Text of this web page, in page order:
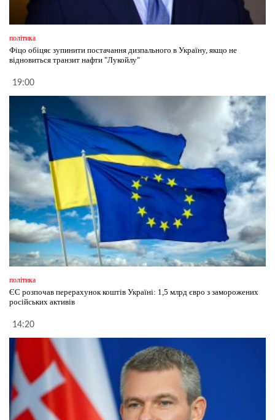
політика
Фіцо обіцяє зупинити постачання дизпального в Україну, якщо не
відновиться транзит нафти "Лукойлу"
19:00
політика
ЄС розпочав перерахунок коштів Україні: 1,5 млрд євро з заморожених
російських активів
14:20